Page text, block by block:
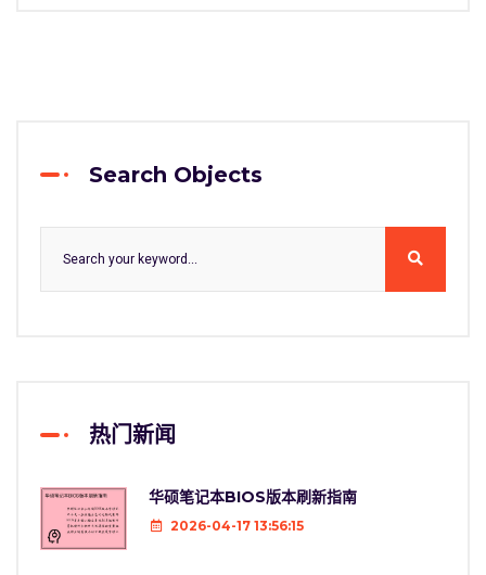
Search Objects
热门新闻
华硕笔记本BIOS版本刷新指南
2026-04-17 13:56:15